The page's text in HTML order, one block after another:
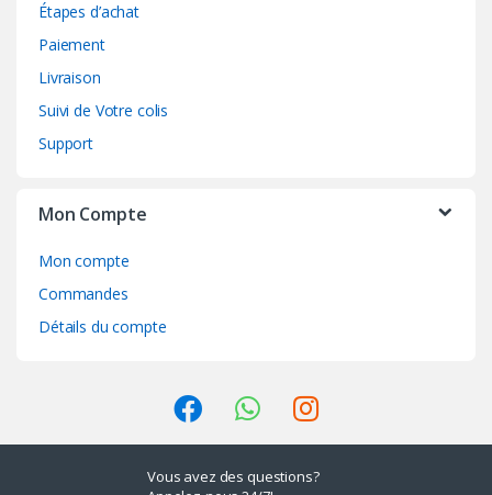
Étapes d’achat
Paiement
Livraison
Suivi de Votre colis
Support
Mon Compte
Mon compte
Commandes
Détails du compte
Vous avez des questions?